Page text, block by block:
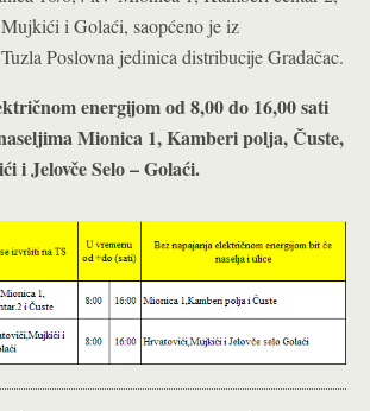
i Golaći, saopćeno je iz
Poslovna jedinica distribucije Gradačac.
energijom od 8,00 do 16,00 sati
Mionica 1, Kamberi polja, Čuste,
i Jelovče Selo – Golaći.